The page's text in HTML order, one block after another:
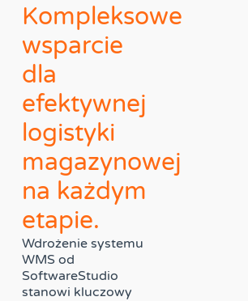
Kompleksowe
wsparcie
dla
efektywnej
logistyki
magazynowej
na każdym
etapie.
Wdrożenie systemu
WMS od
SoftwareStudio
stanowi kluczowy